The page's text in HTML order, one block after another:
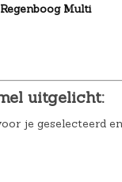
Multi
uitgelicht:
je geselecteerd